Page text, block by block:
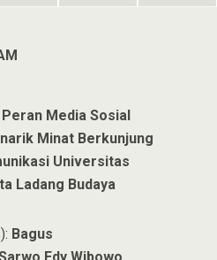
Peran Media Sosial
Minat Berkunjung
Universitas
Ladang Budaya
Bagus